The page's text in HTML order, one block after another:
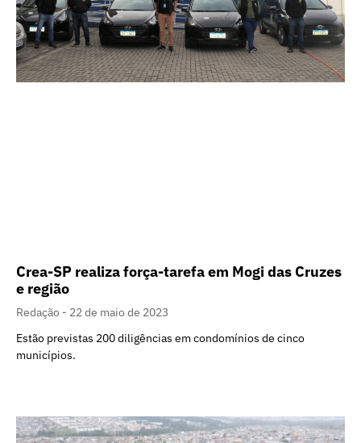
Crea-SP realiza força-tarefa em Mogi das Cruzes
e região
Redação
22 de maio de 2023
Estão previstas 200 diligências em condomínios de cinco
municípios.